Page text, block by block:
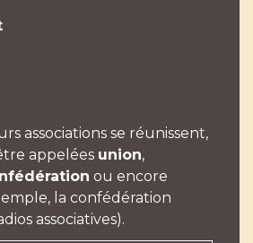
associations se réunissent,
appelées union,
ou encore
la confédération
associatives).